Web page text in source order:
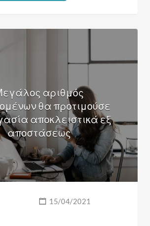
αριθμός
θα προτιμούσε
αποκλειστικά εξ
αποστάσεως
15/04/2021